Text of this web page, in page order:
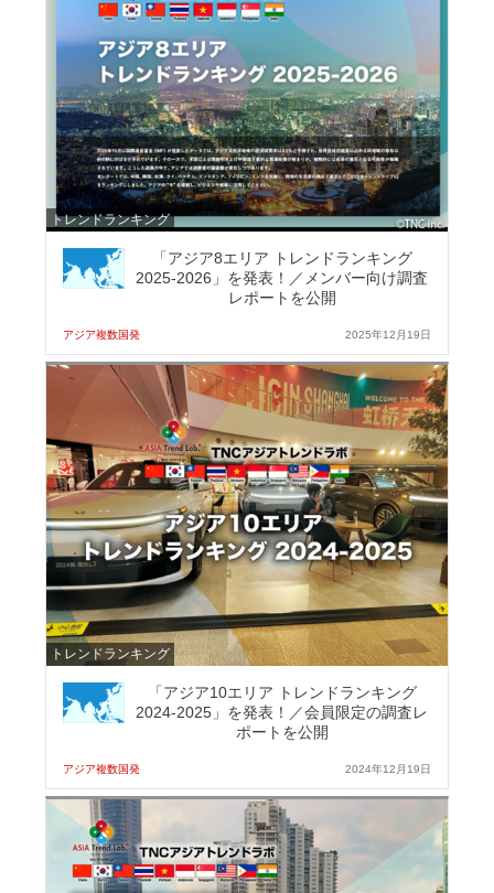
トレンドランキング
「アジア8エリア トレンドランキング
2025-2026」を発表！／メンバー向け調査
レポートを公開
アジア複数国発 2025年12月19日
トレンドランキング
「アジア10エリア トレンドランキング
2024-2025」を発表！／会員限定の調査レ
ポートを公開
アジア複数国発 2024年12月19日